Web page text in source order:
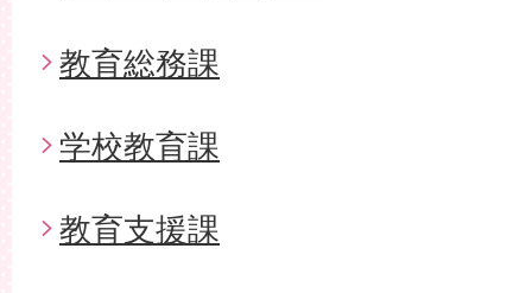
教育総務課
学校教育課
教育支援課